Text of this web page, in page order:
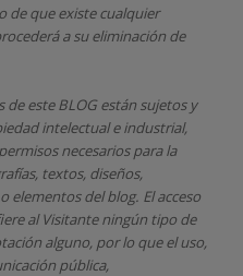
de que existe cualquier
a su eliminación de
este BLOG están sujetos y
intelectual e industrial,
necesarios para la
textos, diseños,
elementos del blog. El acceso
al Visitante ningún tipo de
alguno, por lo que el uso,
pública,